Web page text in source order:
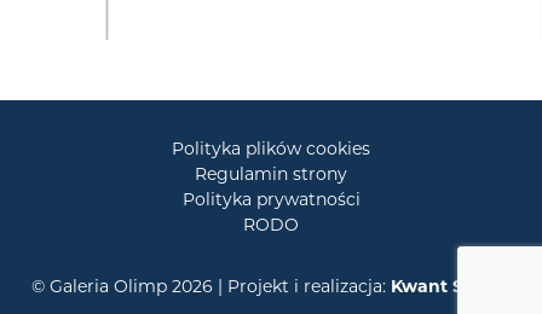
Polityka plików cookies
Regulamin strony
Polityka prywatności
RODO
© Galeria Olimp 2026 | Projekt i realizacja: Kwant Studio